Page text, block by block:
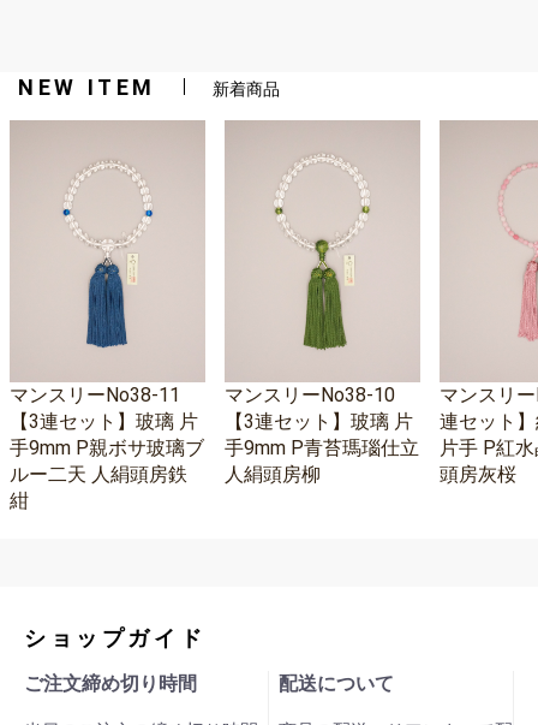
NEW ITEM 新着商品
マンスリーNo38-11
【3連セット】玻璃 片
手9mm P親ボサ玻璃ブ
ルー二天 人絹頭房鉄
紺
マンスリーNo38-10
【3連セット】玻璃 片
手9mm P青苔瑪瑙仕立
人絹頭房柳
マンスリ
連セット
片手 P紅
頭房灰桜
ショップガイド
ご注文締め切り時間 配送について